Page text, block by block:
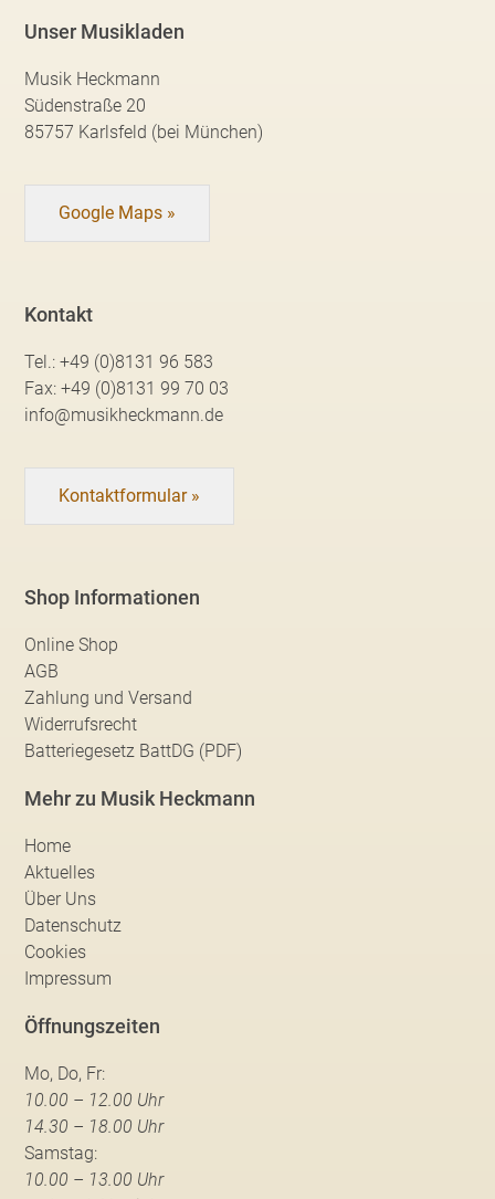
Unser Musikladen
Musik Heckmann
Südenstraße 20
85757 Karlsfeld (bei München)
Google Maps »
Kontakt
Tel.:+49 (0)8131 96 583
Fax:+49 (0)8131 99 70 03
info@musikheckmann.de
Kontaktformular »
Shop Informationen
Online Shop
AGB
Zahlung und Versand
Widerrufsrecht
Batteriegesetz BattDG (PDF)
Mehr zu Musik Heckmann
Home
Aktuelles
Über Uns
Datenschutz
Cookies
Impressum
Öffnungszeiten
Mo, Do, Fr:
10.00 – 12.00 Uhr
14.30 – 18.00 Uhr
Samstag:
10.00 – 13.00 Uhr